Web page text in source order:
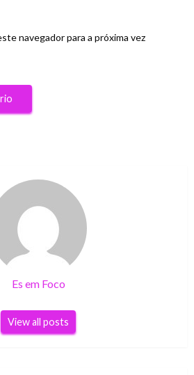
navegador para a próxima vez
Es em Foco
View all posts